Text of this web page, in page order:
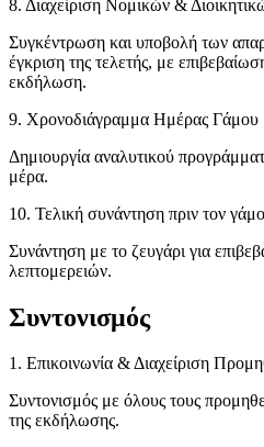
8. Διαχείριση Νομικών &
Συγκέντρωση και υποβολή των
έγκριση της τελετής, με
εκδήλωση.
9. Χρονοδιάγραμμα Ημέρας Γάμου
Δημιουργία αναλυτικού
μέρα.
10. Τελική συνάντηση πριν τον γάμο
Συνάντηση με το ζευγάρι για
λεπτομερειών.
Συντονισμός
1. Επικοινωνία & Διαχείριση
Συντονισμός με όλους τους
της εκδήλωσης.